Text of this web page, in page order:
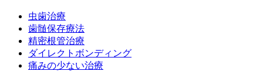
虫歯治療
歯髄保存療法
精密根管治療
ダイレクトボンディング
痛みの少ない治療